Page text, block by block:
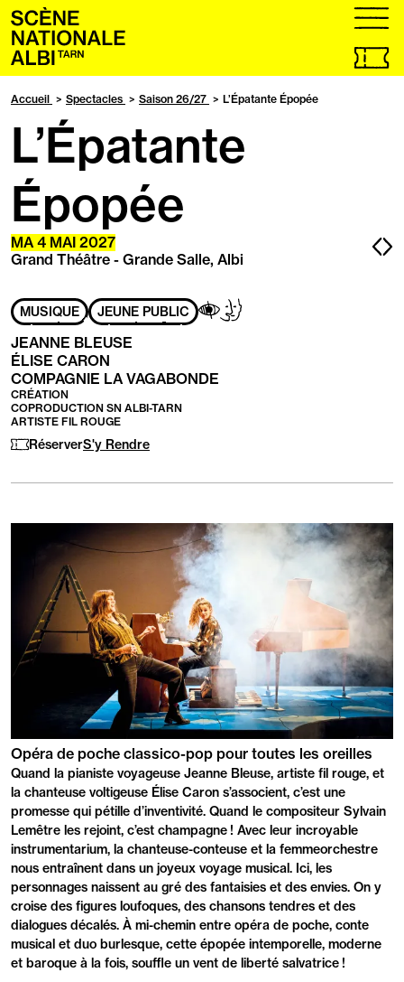
Accueil
Billetterie
en
menu
Accueil Spectacles Saison 26/27 L’Épatante Épopée
L’Épatante
Épopée
MA 4 MAI 2027
Grand Théâtre - Grande Salle, Albi
MUSIQUE JEUNE PUBLIC Adapté
aux
les
handicaps
Aveugles
/
Handicap
mental
JEANNE BLEUSE
ÉLISE CARON
COMPAGNIE LA VAGABONDE
CRÉATION
COPRODUCTION SN ALBI-TARN
ARTISTE FIL ROUGE
RéserverS'y Rendre
PRÉSENTATION
Opéra de poche classico-pop pour toutes les oreilles
Quand la pianiste voyageuse Jeanne Bleuse, artiste fil rouge, et
la chanteuse voltigeuse Élise Caron s’associent, c’est une
promesse qui pétille d’inventivité. Quand le compositeur Sylvain
Lemêtre les rejoint, c’est champagne ! Avec leur incroyable
instrumentarium, la chanteuse-conteuse et la femmeorchestre
nous entraînent dans un joyeux voyage musical. Ici, les
personnages naissent au gré des fantaisies et des envies. On y
croise des figures loufoques, des chansons tendres et des
dialogues décalés. À mi-chemin entre opéra de poche, conte
musical et duo burlesque, cette épopée intemporelle, moderne
et baroque à la fois, souffle un vent de liberté salvatrice !